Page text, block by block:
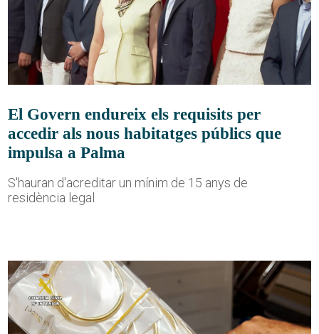
El Govern endureix els requisits per
accedir als nous habitatges públics que
impulsa a Palma
S'hauran d'acreditar un mínim de 15 anys de
residència legal